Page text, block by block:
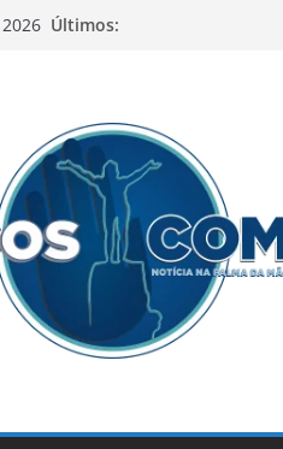
Últimos: